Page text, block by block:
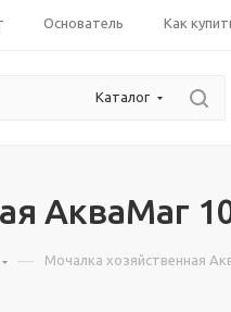
Основатель Как
Каталог
АкваМаг
— Мочалка хозяйственная